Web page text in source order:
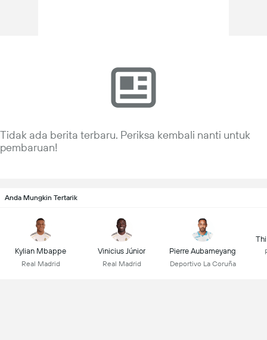
Tidak ada berita terbaru. Periksa kembali nanti untuk
pembaruan!
Anda Mungkin Tertarik
Kylian Mbappe
Real Madrid
Vinicius Júnior
Real Madrid
Pierre Aubameyang
Deportivo La Coruña